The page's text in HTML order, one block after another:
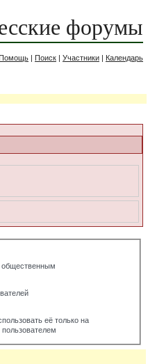
форумы
| Поиск | Участники | Календарь
общественным
её только на